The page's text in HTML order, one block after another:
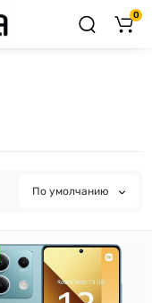
0
По умолчанию